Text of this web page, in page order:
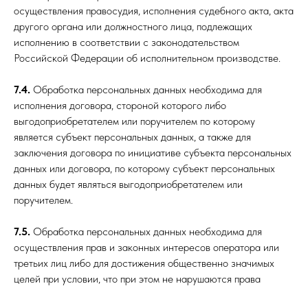
осуществления правосудия, исполнения судебного акта, акта
другого органа или должностного лица, подлежащих
исполнению в соответствии с законодательством
Российской Федерации об исполнительном производстве.
7.4. Обработка персональных данных необходима для
исполнения договора, стороной которого либо
выгодоприобретателем или поручителем по которому
является субъект персональных данных, а также для
заключения договора по инициативе субъекта персональных
данных или договора, по которому субъект персональных
данных будет являться выгодоприобретателем или
поручителем.
7.5. Обработка персональных данных необходима для
осуществления прав и законных интересов оператора или
третьих лиц либо для достижения общественно значимых
целей при условии, что при этом не нарушаются права